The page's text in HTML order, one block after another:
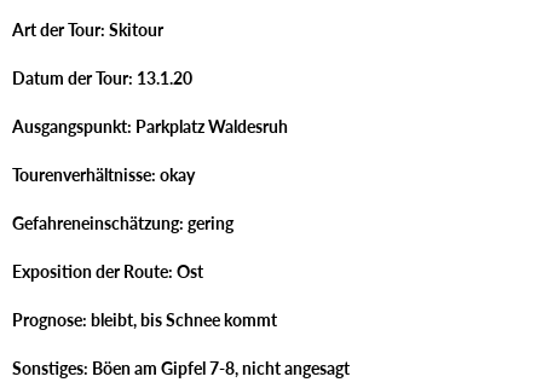
Art der Tour: Skitour
Datum der Tour: 13.1.20
Ausgangspunkt: Parkplatz Waldesruh
Tourenverhältnisse: okay
Gefahreneinschätzung: gering
Exposition der Route: Ost
Prognose: bleibt, bis Schnee kommt
Sonstiges: Böen am Gipfel 7-8, nicht angesagt